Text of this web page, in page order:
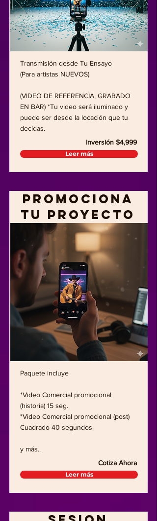
Transmisión desde Tu Ensayo
(Para artistas NUEVOS)
(VIDEO DE REFERENCIA, GRABADO
EN BAR) *Tu video será iluminado y
puede ser desde la locación que tu
decidas.
Inversión $4,999
Leer más
Promociona
Tu Proyecto
Paquete incluye
*Video Comercial promocional
(historia) 15 seg.
*Video Comercial promocional (post)
Cuadrado 40 segundos
y más..
Cotiza Ahora
Leer más